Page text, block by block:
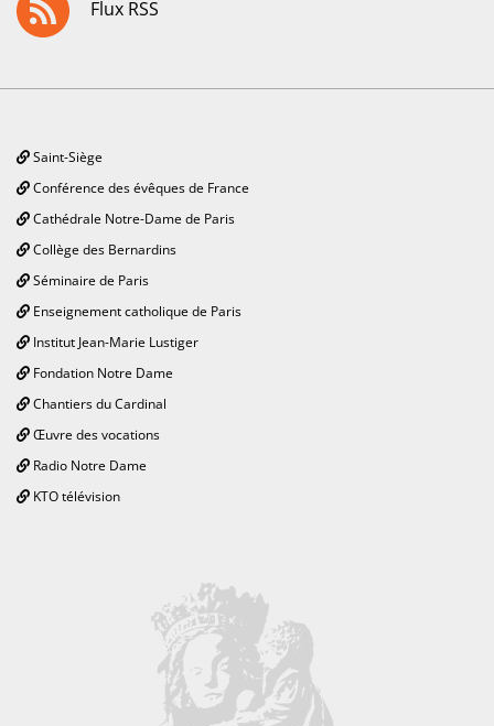
Flux RSS
Saint-Siège
Conférence des évêques de France
Cathédrale Notre-Dame de Paris
Collège des Bernardins
Séminaire de Paris
Enseignement catholique de Paris
Institut Jean-Marie Lustiger
Fondation Notre Dame
Chantiers du Cardinal
Œuvre des vocations
Radio Notre Dame
KTO télévision